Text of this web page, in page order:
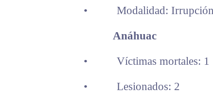
• Modalidad: Irrupción
Anáhuac
• Víctimas mortales: 1
• Lesionados: 2